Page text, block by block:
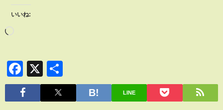
いいね:
Facebook
X
有
LINE